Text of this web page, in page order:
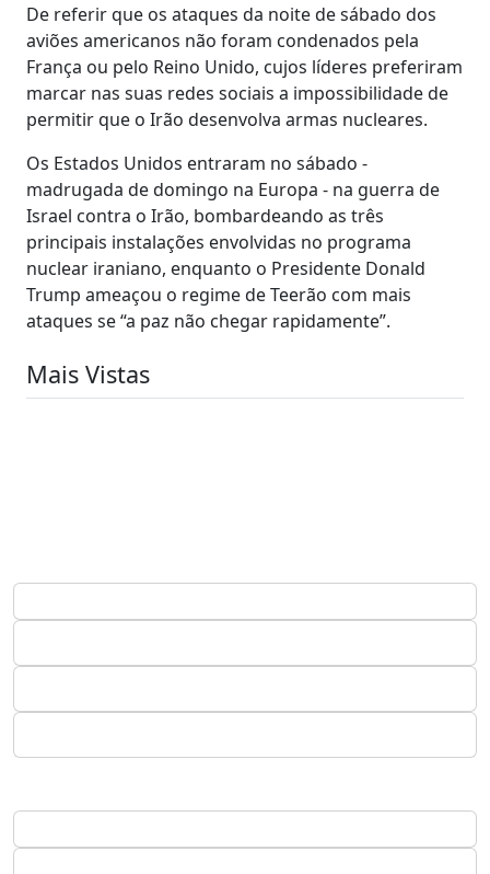
De referir que os ataques da noite de sábado dos
aviões americanos não foram condenados pela
França ou pelo Reino Unido, cujos líderes preferiram
marcar nas suas redes sociais a impossibilidade de
permitir que o Irão desenvolva armas nucleares.
Os Estados Unidos entraram no sábado -
madrugada de domingo na Europa - na guerra de
Israel contra o Irão, bombardeando as três
principais instalações envolvidas no programa
nuclear iraniano, enquanto o Presidente Donald
Trump ameaçou o regime de Teerão com mais
ataques se “a paz não chegar rapidamente”.
Mais Vistas